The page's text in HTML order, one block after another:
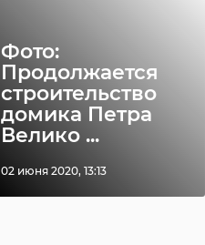
Фото:
Продолжается
строительство
домика Петра
Велико ...
02 июня 2020, 13:13